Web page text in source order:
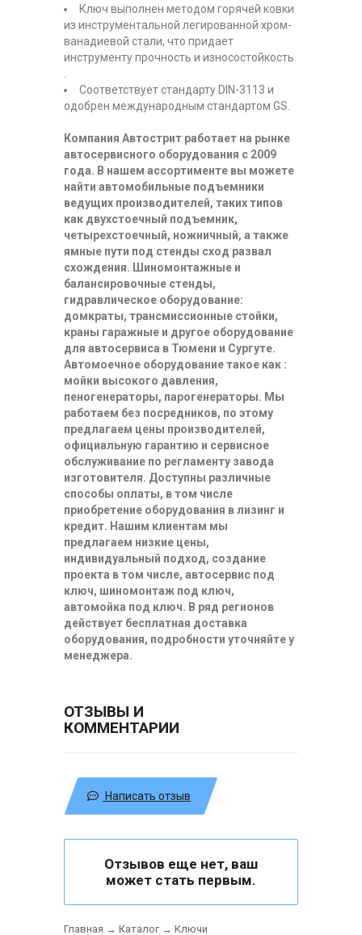
Ключ выполнен методом горячей ковки
из инструментальной легированной хром-
ванадиевой стали, что придает
инструменту прочность и износостойкость
Соответствует стандарту DIN-3113 и
одобрен международным стандартом GS.
Компания Автострит работает на рынке
автосервисного оборудования с 2009
года. В нашем ассортименте вы можете
найти автомобильные подъемники
ведущих производителей, таких типов
как двухстоечный подъемник,
четырехстоечный, ножничный, а также
ямные пути под стенды сход развал
схождения. Шиномонтажные и
балансировочные стенды,
гидравлическое оборудование:
домкраты, трансмиссионные стойки,
краны гаражные и другое оборудование
для автосервиса в Тюмени и Сургуте.
Автомоечное оборудование такое как :
мойки высокого давления,
пеногенераторы, парогенераторы. Мы
работаем без посредников, по этому
предлагаем цены производителей,
официальную гарантию и сервисное
обслуживание по регламенту завода
изготовителя. Доступны различные
способы оплаты, в том числе
приобретение оборудования в лизинг и
кредит. Нашим клиентам мы
предлагаем низкие цены,
индивидуальный подход, создание
проекта в том числе, автосервис под
ключ, шиномонтаж под ключ,
автомойка под ключ. В ряд регионов
действует бесплатная доставка
оборудования, подробности уточняйте у
менеджера.
ОТЗЫВЫ И
КОММЕНТАРИИ
Написать отзыв
Отзывов еще нет, ваш
может стать первым.
Главная → Каталог→ Ключи